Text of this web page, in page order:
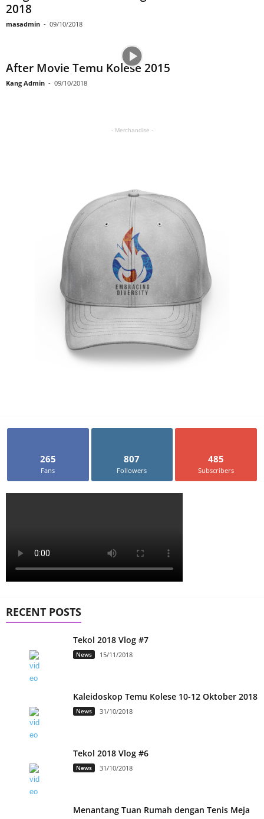
2018
masadmin - 09/10/2018
After Movie Temu Kolese 2015
Kang Admin - 09/10/2018
- Merchandise -
265
Fans
807
Followers
485
Subscribers
RECENT POSTS
Tekol 2018 Vlog #7
News 15/11/2018
Kaleidoskop Temu Kolese 10-12 Oktober 2018
News 31/10/2018
Tekol 2018 Vlog #6
News 31/10/2018
Menantang Tuan Rumah dengan Tenis Meja